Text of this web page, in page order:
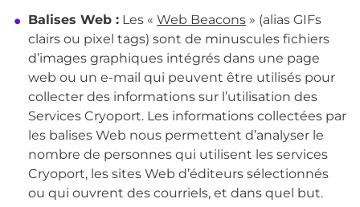
Balises Web : Les « Web Beacons » (alias GIFs
clairs ou pixel tags) sont de minuscules fichiers
d’images graphiques intégrés dans une page
web ou un e-mail qui peuvent être utilisés pour
collecter des informations sur l’utilisation des
Services Cryoport. Les informations collectées par
les balises Web nous permettent d’analyser le
nombre de personnes qui utilisent les services
Cryoport, les sites Web d’éditeurs sélectionnés
ou qui ouvrent des courriels, et dans quel but.